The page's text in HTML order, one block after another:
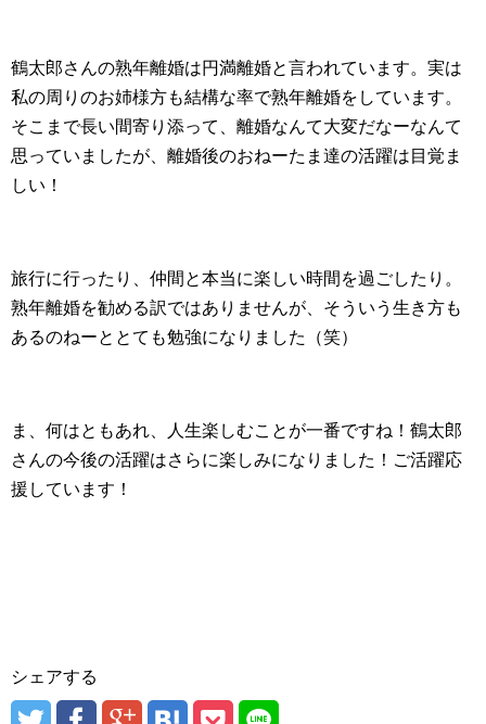
鶴太郎さんの熟年離婚は円満離婚と言われています。実は
私の周りのお姉様方も結構な率で熟年離婚をしています。
そこまで長い間寄り添って、離婚なんて大変だなーなんて
思っていましたが、離婚後のおねーたま達の活躍は目覚ま
しい！
旅行に行ったり、仲間と本当に楽しい時間を過ごしたり。
熟年離婚を勧める訳ではありませんが、そういう生き方も
あるのねーととても勉強になりました（笑）
ま、何はともあれ、人生楽しむことが一番ですね！鶴太郎
さんの今後の活躍はさらに楽しみになりました！ご活躍応
援しています！
シェアする